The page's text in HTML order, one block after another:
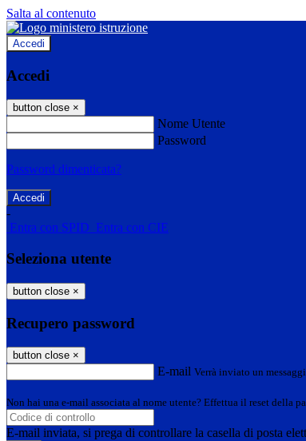
Salta al contenuto
Accedi
Accedi
button close ×
Nome Utente
Password
Password dimenticata?
-
Entra con SPID Entra con CIE
Seleziona utente
button close ×
Recupero password
button close ×
E-mail Verrà inviato un
Non hai una e-mail associata al nome utente? Effettua il reset della
E-mail inviata, si prega di controllare la casella di posta